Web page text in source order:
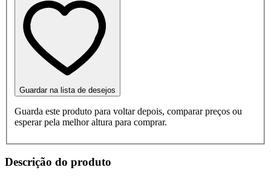
Guardar na lista de desejos
Guarda este produto para voltar depois, comparar preços ou
esperar pela melhor altura para comprar.
Descrição do produto